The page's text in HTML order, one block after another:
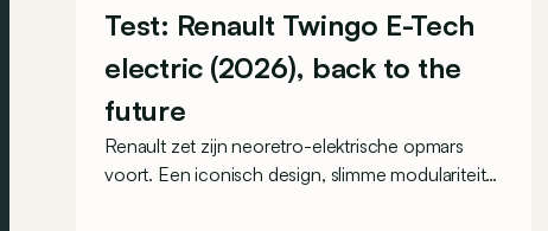
Test: Renault Twingo E-Tech
electric (2026), back to the
future
Renault zet zijn neoretro-elektrische opmars
voort. Een iconisch design, slimme modulariteit